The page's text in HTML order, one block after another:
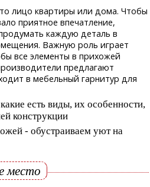
лицо квартиры или дома. Чтобы
приятное впечатление,
каждую деталь в
Важную роль играет
все элементы в прихожей
предлагают
в мебельный гарнитур для
есть виды, их особенности,
конструкции
- обустраиваем уют на
место